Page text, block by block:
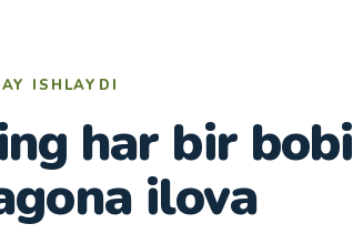
ISHLAYDI
har bir bobi
ilova